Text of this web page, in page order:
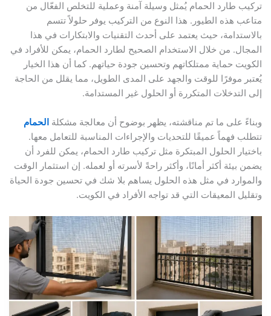
تركيب طارد الحمام يُمثل وسيلة آمنة وعملية للتخلص الفعّال من
متاعب هذه الطيور. هذا النوع من التركيب يوفر حلولاً تتسم
بالاستدامة، حيث يعتمد على أحدث التقنيات والابتكارات في هذا
المجال. من خلال الاستخدام الصحيح لطارد الحمام، يمكن للأفراد في
الكويت حماية ممتلكاتهم وتحسين جودة حياتهم. كما أن هذا الخيار
يُعتبر موفرًا للوقت والجهد على المدى الطويل، مما يقلل من الحاجة
إلى التدخلات المتكررة أو الحلول غير المستدامة.
وبناءً على ما تم مناقشته، يظهر بوضوح أن معالجة مشكلة الحمام
تتطلب فهماً عميقًا للتحديات والإجراءات المناسبة للتعامل معها.
باختيار الحلول المبتكرة مثل تركيب طارد الحمام، يمكن للفرد أن
يضمن بيئة أكثر أمانًا، وأكثر راحةً لأسرته أو لعمله. إن استثمار الوقت
والموارد في مثل هذه الحلول يساهم بلا شك في تحسين جودة الحياة
وتقليل المعيقات التي قد تواجه الأفراد في الكويت.